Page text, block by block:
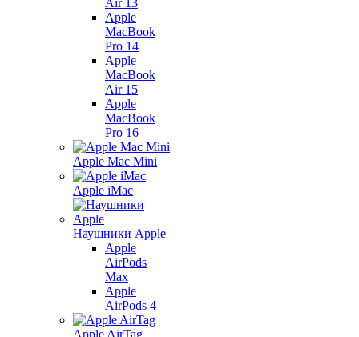
Air 13
Apple
MacBook
Pro 14
Apple
MacBook
Air 15
Apple
MacBook
Pro 16
Apple Mac Mini
Apple iMac
Наушники Apple
Apple
AirPods
Max
Apple
AirPods 4
Apple AirTag